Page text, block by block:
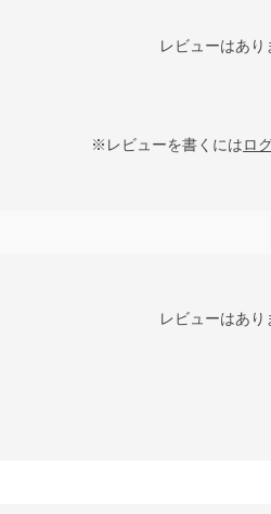
レビューはあり
※レビューを書くにはロ
レビューはあり